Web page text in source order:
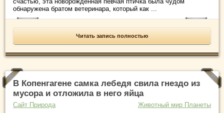
обнаружена братом ветеринара, который как ...
Читать запись полностью
В Копенгагене самка лебедя свила гнездо из
мусора и отложила в него яйца
Сайт Природа Животный мир Планеты